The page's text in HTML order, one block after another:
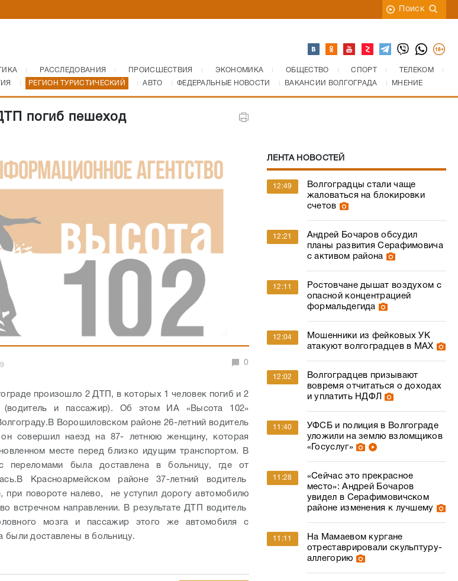
Поиск
РАССЛЕДОВАНИЯ ПРОИСШЕСТВИЯ ЭКОНОМИКА ОБЩЕСТВО СПОРТ
ТЕЛЕКОМ
РЕГИОН ТУРИСТИЧЕСКИЙ АВТО ФЕДЕРАЛЬНЫЕ НОВОСТИ ВАКАНСИИ ВОЛГОГРАДА МНЕНИЕ
погиб пешеход
0
произошло 2 ДТП, в которых 1 человек погиб и 2
(водитель и пассажир). Об этом ИА «Высота 102»
В Ворошиловском районе 26-летний водитель
он совершил наезд на 87- летнюю женщину, которая
месте перед близко идущим транспортом.
В
переломами была доставлена в больницу, где от
В Красноармейском районе 37-летний водитель
при повороте налево, не уступил дорогу автомобилю
встречном направлении.
В результате ДТП водитель
мозга и пассажир этого же автомобиля с
были доставлены в больницу.
ЛЕНТА НОВОСТЕЙ
12:49
Волгоградцы стали чаще
жаловаться на блокировки
счетов
12:21
Андрей Бочаров обсудил
планы развития Серафимовича
с активом района
12:11
Ростовчане дышат воздухом с
опасной концентрацией
формальдегида
12:04
Мошенники из фейковых УК
атакуют волгоградцев в МАХ
12:02
Волгоградцев призывают
вовремя отчитаться о доходах
и уплатить НДФЛ
11:40
УФСБ и полиция в Волгограде
уложили на землю взломщиков
«Госуслуг»
11:28
«Сейчас это прекрасное
место»: Андрей Бочаров
увидел в Серафимовичском
районе изменения к лучшему
11:11
На Мамаевом кургане
отреставрировали скульптуру-
аллегорию